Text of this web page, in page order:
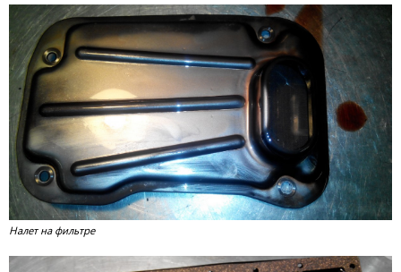
Налет на фильтре